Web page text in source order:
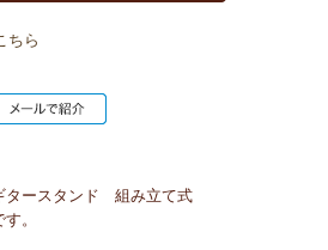
ちら
タースタンド 組み立て式
。